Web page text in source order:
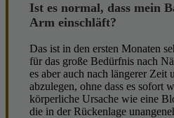
Ist es normal, dass mein
Arm einschläft?
Das ist in den ersten Monaten
für das große Bedürfnis nach
es aber auch nach längerer Zeit
abzulegen, ohne dass es sofort
körperliche Ursache wie eine
die in der Rückenlage